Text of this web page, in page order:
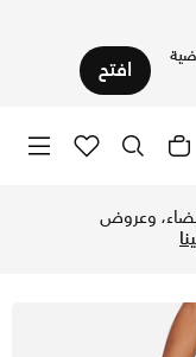
افتح
وعروض